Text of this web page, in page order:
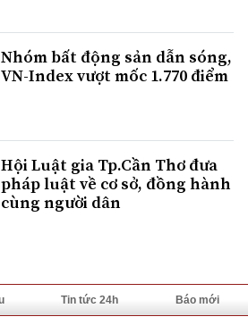
Nhóm bất động sản dẫn sóng,
VN-Index vượt mốc 1.770 điểm
Hội Luật gia Tp.Cần Thơ đưa
pháp luật về cơ sở, đồng hành
cùng người dân
Tin tức 24h Báo mới